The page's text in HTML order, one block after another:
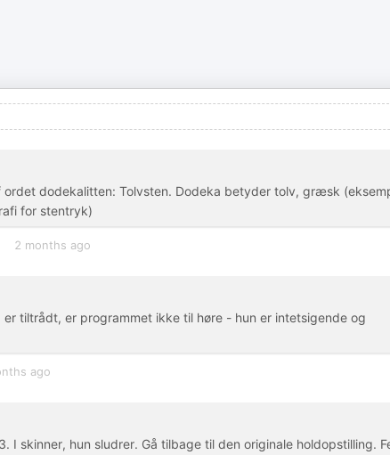
dodekalitten: Tolvsten. Dodeka betyder tolv, græsk
for stentryk)
2 months ago
tiltrådt, er programmet ikke til høre - hun er intetsigende og
ago
I skinner, hun sludrer. Gå tilbage til den originale holdopstilling.